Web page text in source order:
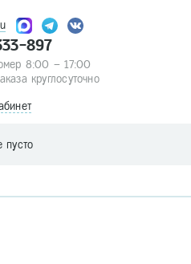
897
8:00 – 17:00
круглосуточно
пусто